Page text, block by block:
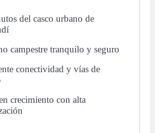
del casco urbano de
campestre tranquilo y seguro
conectividad y vías de
crecimiento con alta